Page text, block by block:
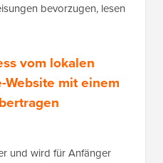
bevorzugen, lesen
vom lokalen
mit einem
und wird für Anfänger